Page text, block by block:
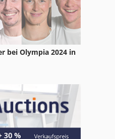
bei Olympia 2024 in